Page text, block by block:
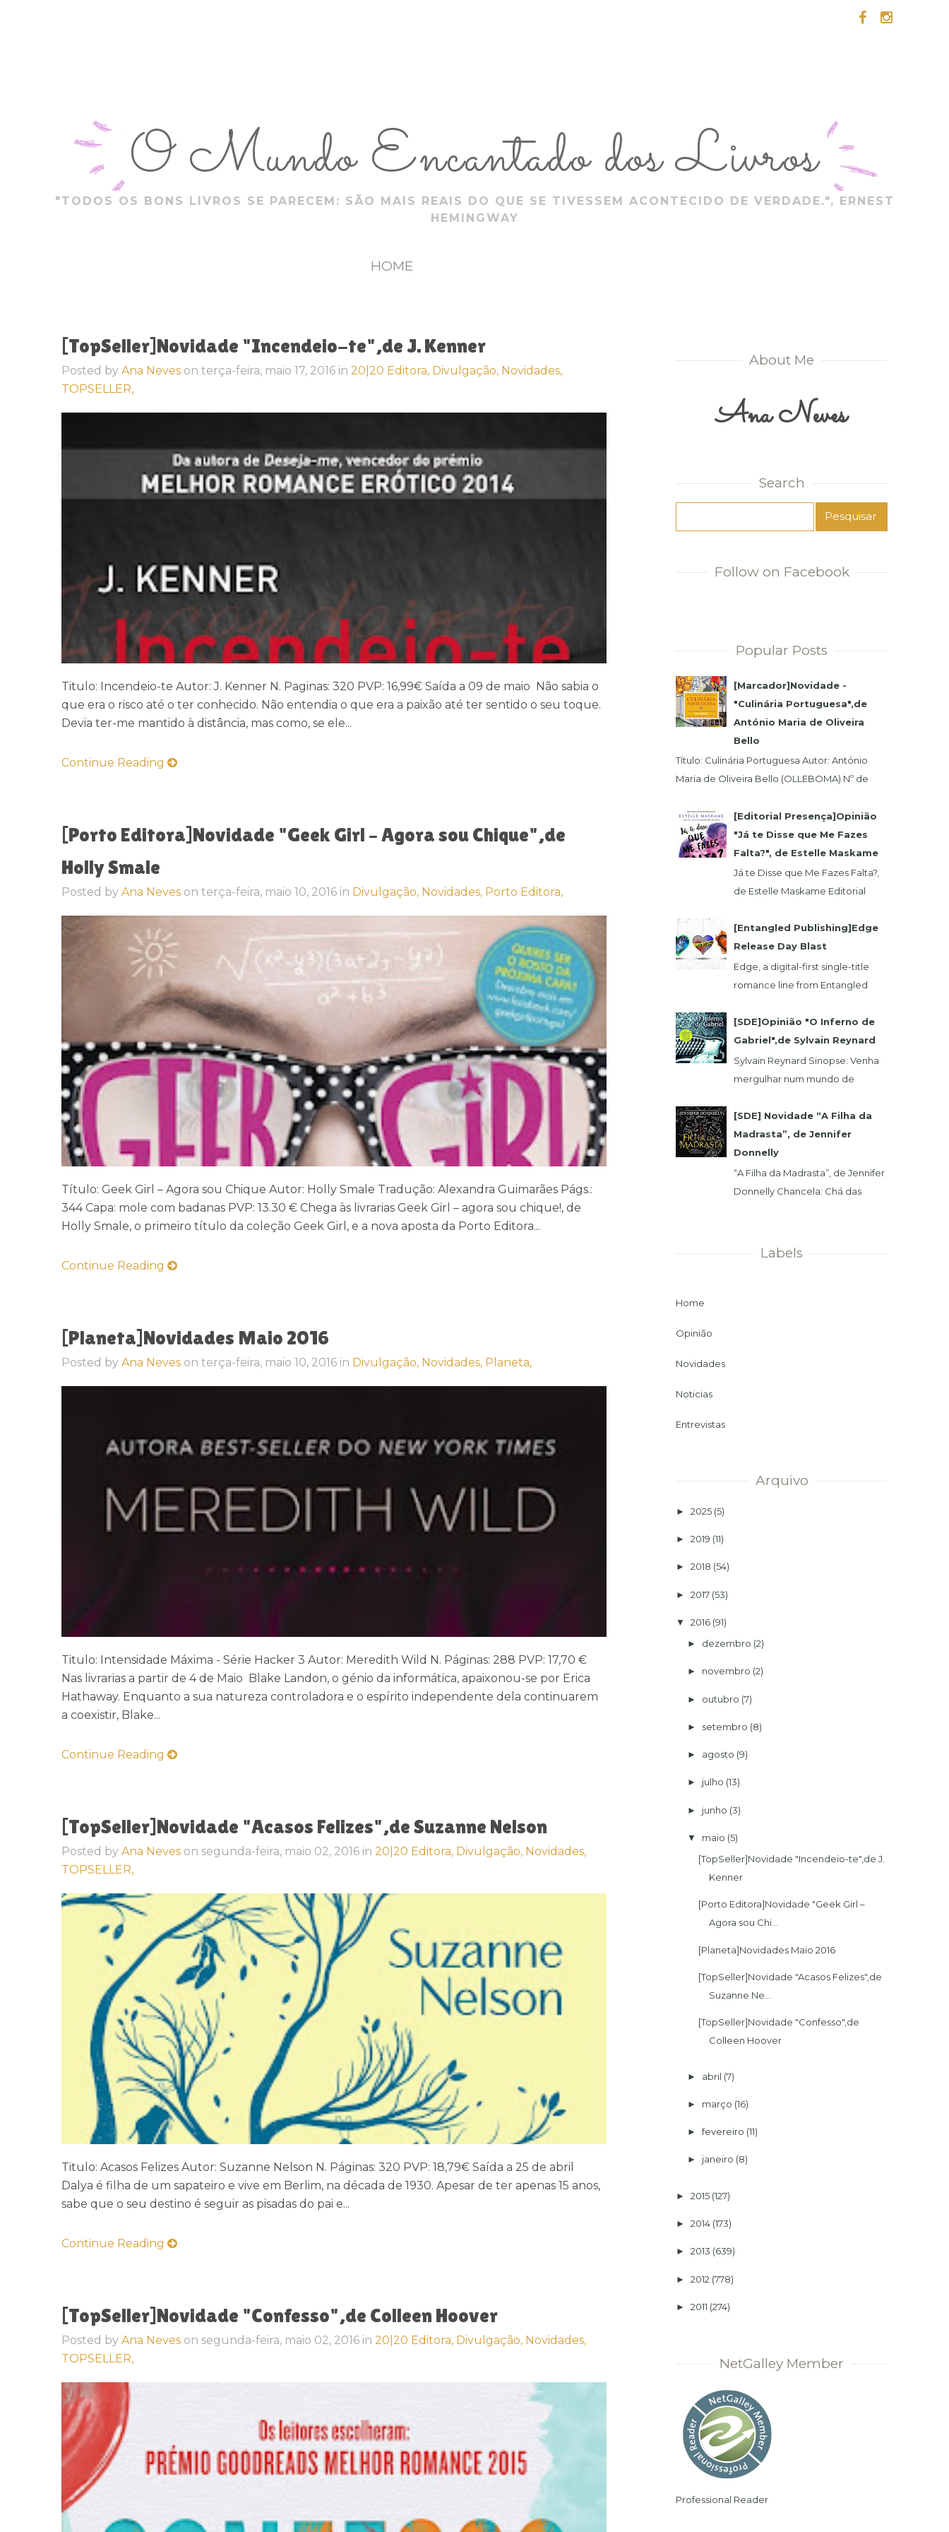
O Mundo Encantado dos Livros
"TODOS OS BONS LIVROS SE PARECEM: SÃO MAIS REAIS DO QUE SE TIVESSEM ACONTECIDO DE VERDADE.", ERNEST
HEMINGWAY
HOME
[TopSeller]Novidade "Incendeio-te",de J. Kenner
Posted by Ana Neves on terça-feira, maio 17, 2016 in 20|20 Editora, Divulgação, Novidades,
TOPSELLER,
Titulo: Incendeio-te Autor: J. Kenner N. Paginas: 320 PVP: 16,99€ Saída a 09 de maio Não sabia o
que era o risco até o ter conhecido. Não entendia o que era a paixão até ter sentido o seu toque.
Devia ter-me mantido à distância, mas como, se ele...
Continue Reading
[Porto Editora]Novidade "Geek Girl – Agora sou Chique",de
Holly Smale
Posted by Ana Neves on terça-feira, maio 10, 2016 in Divulgação, Novidades, Porto Editora,
Título: Geek Girl – Agora sou Chique Autor: Holly Smale Tradução: Alexandra Guimarães Págs.:
344 Capa: mole com badanas PVP: 13.30 € Chega às livrarias Geek Girl – agora sou chique!, de
Holly Smale, o primeiro título da coleção Geek Girl, e a nova aposta da Porto Editora...
Continue Reading
[Planeta]Novidades Maio 2016
Posted by Ana Neves on terça-feira, maio 10, 2016 in Divulgação, Novidades, Planeta,
Titulo: Intensidade Máxima - Série Hacker 3 Autor: Meredith Wild N. Páginas: 288 PVP: 17,70 €
Nas livrarias a partir de 4 de Maio Blake Landon, o génio da informática, apaixonou-se por Erica
Hathaway. Enquanto a sua natureza controladora e o espírito independente dela continuarem
a coexistir, Blake...
Continue Reading
[TopSeller]Novidade "Acasos Felizes",de Suzanne Nelson
Posted by Ana Neves on segunda-feira, maio 02, 2016 in 20|20 Editora, Divulgação, Novidades,
TOPSELLER,
Titulo: Acasos Felizes Autor: Suzanne Nelson N. Páginas: 320 PVP: 18,79€ Saída a 25 de abril
Dalya é filha de um sapateiro e vive em Berlim, na década de 1930. Apesar de ter apenas 15 anos,
sabe que o seu destino é seguir as pisadas do pai e...
Continue Reading
[TopSeller]Novidade "Confesso",de Colleen Hoover
Posted by Ana Neves on segunda-feira, maio 02, 2016 in 20|20 Editora, Divulgação, Novidades,
TOPSELLER,
About Me
Ana Neves
Search
Follow on Facebook
Popular Posts
[Marcador]Novidade -
"Culinária Portuguesa",de
António Maria de Oliveira
Bello
Título: Culinária Portuguesa Autor: António
Maria de Oliveira Bello (OLLEBOMA) Nº de
[Editorial Presença]Opinião
"Já te Disse que Me Fazes
Falta?", de Estelle Maskame
Já te Disse que Me Fazes Falta?,
de Estelle Maskame Editorial
Uma última oportunidade para o
amor. P...
[Entangled Publishing]Edge
Release Day Blast
Edge, a digital-first single-title
romance line from Entangled
popular Select imprint but gives
its...
[SDE]Opinião "O Inferno de
Gabriel",de Sylvain Reynard
Sylvain Reynard Sinopse: Venha
mergulhar num mundo de
sem limites....
[SDE] Novidade “A Filha da
Madrasta”, de Jennifer
Donnelly
“A Filha da Madrasta”, de Jennifer
Donnelly Chancela: Chá das
Labels
Home
Opinião
Novidades
Noticias
Entrevistas
Arquivo
► 2025 (5)
► 2019 (11)
► 2018 (54)
► 2017 (53)
▼ 2016 (91)
► dezembro (2)
► novembro (2)
► outubro (7)
► setembro (8)
► agosto (9)
► julho (13)
► junho (3)
▼ maio (5)
[TopSeller]Novidade "Incendeio-te",de J.
Kenner
[Porto Editora]Novidade "Geek Girl –
Agora sou Chi...
[Planeta]Novidades Maio 2016
[TopSeller]Novidade "Acasos Felizes",de
Suzanne Ne...
[TopSeller]Novidade "Confesso",de
Colleen Hoover
► abril (7)
► março (16)
►fevereiro (11)
► janeiro (8)
► 2015 (127)
► 2014 (173)
► 2013 (639)
► 2012 (778)
► 2011 (274)
NetGalley Member
Professional Reader